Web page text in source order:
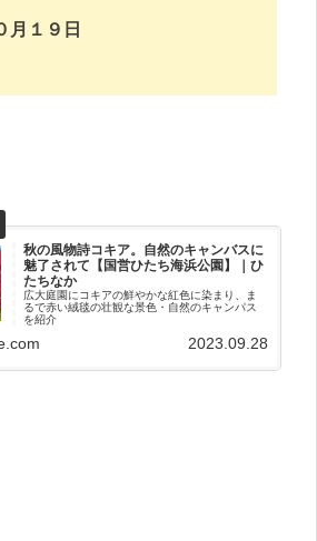
月１９日
秋の風物詩コキア。自然のキャンバスに
魅了されて【国営ひたち海浜公園】｜ひ
たちなか
広大庭園にコキアの鮮やかな紅色に染まり、ま
るで赤い絨毯の壮観な景色・自然のキャンパス
を紹介
2023.09.28